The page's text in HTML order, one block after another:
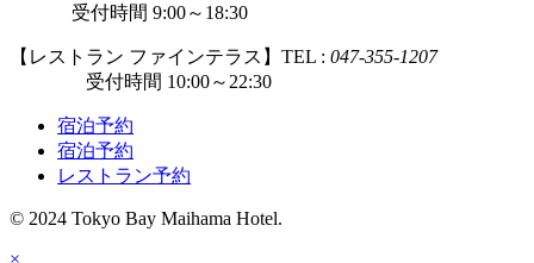
受付時間 9:00～18:30
【レストラン ファインテラス】TEL : 047-355-1207
受付時間 10:00～22:30
宿泊予約
宿泊予約
レストラン予約
© 2024 Tokyo Bay Maihama Hotel.
×